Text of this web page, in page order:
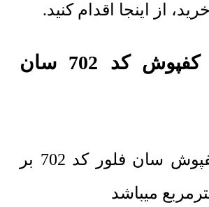
از اینجا اقدام کنید.
مشخصات کفپوش کد 702 سان
قیمت کفپوش سان فلور کد 702 بر
میباشد